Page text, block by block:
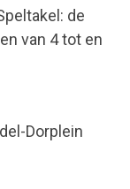
de
van 4 tot en
Dorplein